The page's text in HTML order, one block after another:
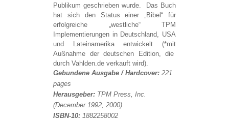
Publikum geschrieben wurde. Das Buch
hat sich den Status einer „Bibel“ für
erfolgreiche „westliche“ TPM
Implementierungen in Deutschland, USA
und Lateinamerika entwickelt (*mit
Außnahme der deutschen Edition, die
durch Vahlden.de verkauft wird).
Gebundene Ausgabe / Hardcover: 221
pages
Herausgeber: TPM Press, Inc.
(December 1992, 2000)
ISBN-10: 1882258002